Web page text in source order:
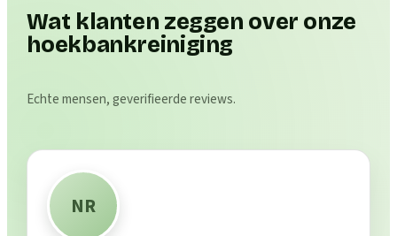
Wat klanten zeggen over onze
hoekbankreiniging
Echte mensen, geverifieerde reviews.
NR